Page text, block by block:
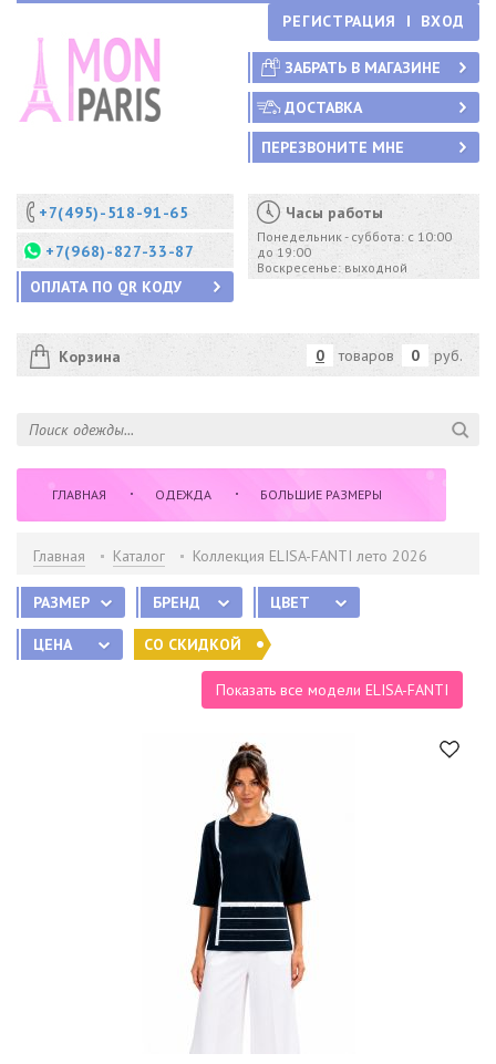
РЕГИСТРАЦИЯ ВХОД
ЗАБРАТЬ В МАГАЗИНЕ
ДОСТАВКА
ПЕРЕЗВОНИТЕ МНЕ
+7(495)-518-91-65
+7(968)-827-33-87
ОПЛАТА ПО QR КОДУ
Часы работы
Понедельник - суббота: с 10:00
до 19:00
Воскресенье: выходной
Корзина 0 товаров 0 руб.
ГЛАВНАЯ ОДЕЖДА БОЛЬШИЕ РАЗМЕРЫ
РАСПРОДАЖА БРЕНДЫ
ИНФОРМАЦИЯ КОНТАКТЫ
Главная Каталог Коллекция ELISA-FANTI лето 2026
РАЗМЕР БРЕНД ЦВЕТ
ЦЕНА СО СКИДКОЙ
Показать все модели ELISA-FANTI